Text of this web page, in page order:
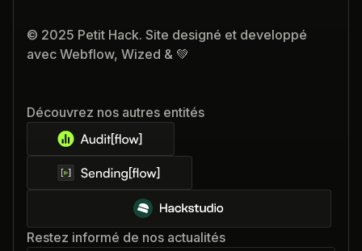
Découvrez nos autres entités
Restez informé de nos actualités
© 2025 Petit Hack. Site designé et developpé
avec Webflow, Wized & 💚